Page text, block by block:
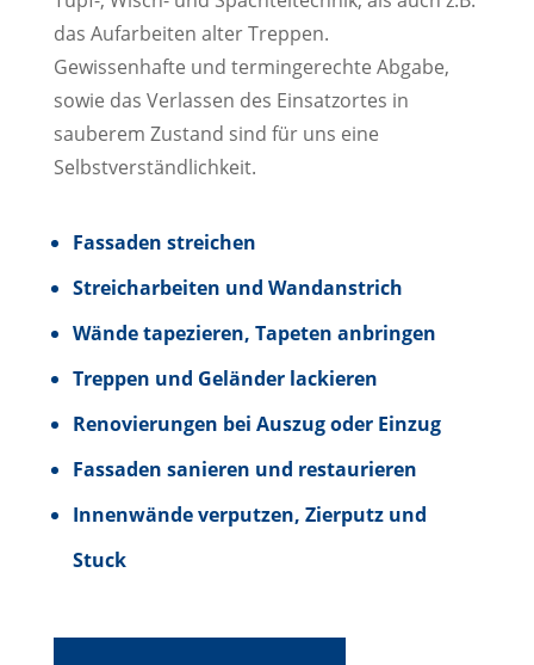
das Aufarbeiten alter Treppen.
Gewissenhafte und termingerechte Abgabe,
sowie das Verlassen des Einsatzortes in
sauberem Zustand sind für uns eine
Selbstverständlichkeit.
Fassaden streichen
Streicharbeiten und Wandanstrich
Wände tapezieren, Tapeten anbringen
Treppen und Geländer lackieren
Renovierungen bei Auszug oder Einzug
Fassaden sanieren und restaurieren
Innenwände verputzen, Zierputz und
Stuck